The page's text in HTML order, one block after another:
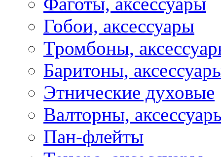
Гобои, аксессуары
Тромбоны,
Баритоны,
Этнические духовые
Валторны,
Пан-флейты